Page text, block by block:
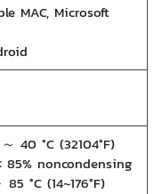
MAC, Microsoft
40 °C (32­104°F)
non­condensing
°C (14~176°F)